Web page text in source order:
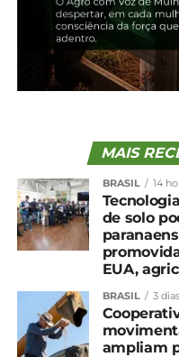
Relacionado
Sem acordo: preço do
tabaco segue indefinido
Entidades representantes
dos produtores realizam
novas reuniões sobre
preço do tabaco
12 de janeiro, 2024
TÓPICOS RELACIONADOS:
MAIS
BRASIL 14
de solo
EUA,
BRASIL 3
ampliam